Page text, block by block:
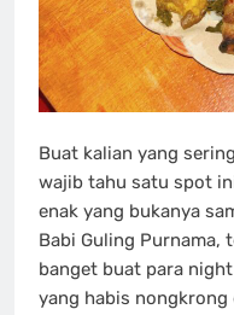
Buat kalian yang
wajib tahu satu spot
enak yang bukanya
Babi Guling Purnama,
banget buat para
yang habis